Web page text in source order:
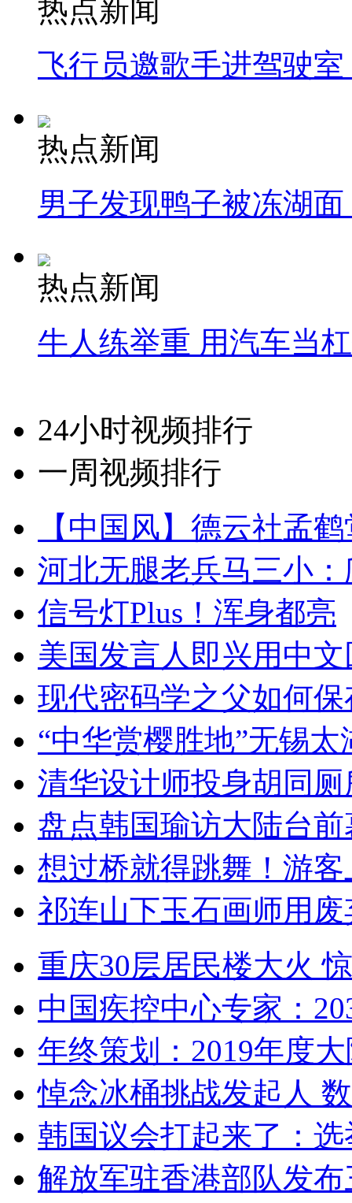
热点新闻
飞行员邀歌手进驾驶
热点新闻
男子发现鸭子被冻湖
热点新闻
牛人练举重 用汽车当
24小时视频排行
一周视频排行
【中国风】德云社孟
河北无腿老兵马三小
信号灯Plus！浑身都亮
美国发言人即兴用中
现代密码学之父如何
“中华赏樱胜地”无锡
清华设计师投身胡同
盘点韩国瑜访大陆台
想过桥就得跳舞！游客
祁连山下玉石画师用
重庆30层居民楼大火
中国疾控中心专家：
年终策划：2019年度
悼念冰桶挑战发起人
韩国议会打起来了：
解放军驻香港部队发